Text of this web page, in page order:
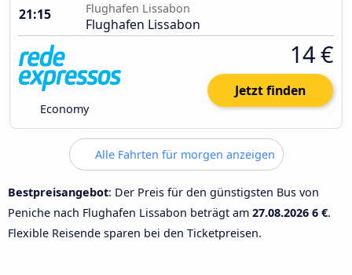
21:15
Flughafen Lissabon
Flughafen Lissabon
Economy
14 €
Jetzt finden
Alle Fahrten für morgen anzeigen
Bestpreisangebot: Der Preis für den günstigsten Bus von
Peniche nach Flughafen Lissabon beträgt am 27.08.2026 6 €.
Flexible Reisende sparen bei den Ticketpreisen.